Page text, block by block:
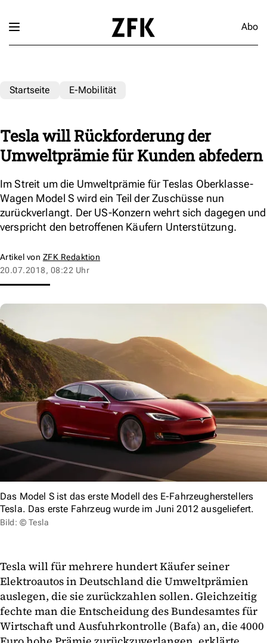
Abo
Startseite E-Mobilität
Tesla will Rückforderung der
Umweltprämie für Kunden abfedern
Im Streit um die Umweltprämie für Teslas Oberklasse-
Wagen Model S wird ein Teil der Zuschüsse nun
zurückverlangt. Der US-Konzern wehrt sich dagegen und
verspricht den betroffenen Käufern Unterstützung.
Artikel von ZFK Redaktion
20.07.2018, 08:22 Uhr
Das Model S ist das erste Modell des E-Fahrzeugherstellers
Tesla. Das erste Fahrzeug wurde im Juni 2012 ausgeliefert.
Bild: © Tesla
Tesla will für mehrere hundert Käufer seiner
Elektroautos in Deutschland die Umweltprämien
auslegen, die sie zurückzahlen sollen. Gleichzeitig
fechte man die Entscheidung des Bundesamtes für
Wirtschaft und Ausfuhrkontrolle (Bafa) an, die 4000